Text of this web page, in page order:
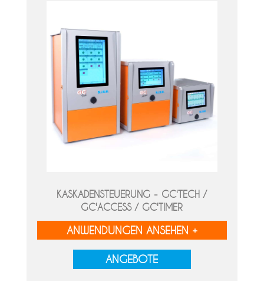
KASKADENSTEUERUNG - GC'TECH /
GC'ACCESS / GC'TIMER
ANWENDUNGEN ANSEHEN +
ANGEBOTE